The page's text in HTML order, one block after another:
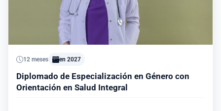
12 meses en 2027
Diplomado de Especialización en Género con
Orientación en Salud Integral